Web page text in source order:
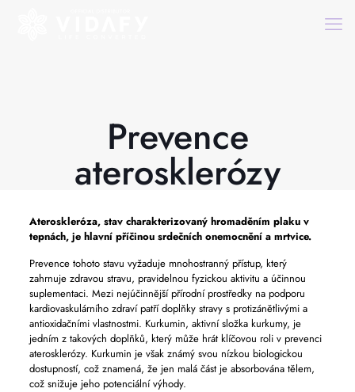
Prevence
aterosklerózy
Ateroskleróza, stav charakterizovaný hromaděním plaku v
tepnách, je hlavní příčinou srdečních onemocnění a mrtvice.
Prevence tohoto stavu vyžaduje mnohostranný přístup, který
zahrnuje zdravou stravu, pravidelnou fyzickou aktivitu a účinnou
suplementaci. Mezi nejúčinnější přírodní prostředky na podporu
kardiovaskulárního zdraví patří doplňky stravy s protizánětlivými a
antioxidačními vlastnostmi. Kurkumin, aktivní složka kurkumy, je
jedním z takových doplňků, který může hrát klíčovou roli v prevenci
aterosklerózy. Kurkumin je však známý svou nízkou biologickou
dostupností, což znamená, že jen malá část je absorbována tělem,
což snižuje jeho potenciální výhody.